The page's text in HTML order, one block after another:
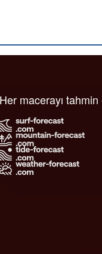
Her macerayı